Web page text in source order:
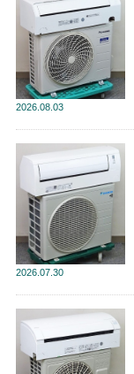
2026 08.03
2026 07.30